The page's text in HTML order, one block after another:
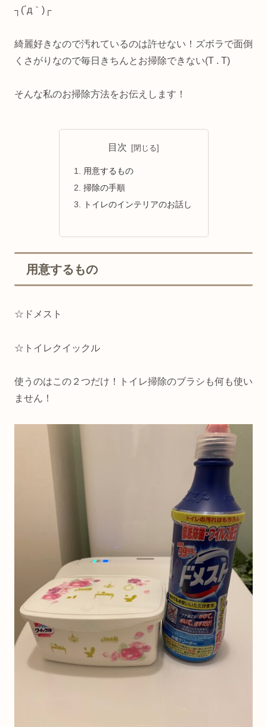
┐(´д｀)┌
綺麗好きなので汚れているのは許せない！ズボラで面倒
くさがりなので毎日きちんとお掃除できない(T . T)
そんな私のお掃除方法をお伝えします！
目次
用意するもの
掃除の手順
トイレのインテリアのお話し
用意するもの
☆ドメスト
☆トイレクイックル
使うのはこの２つだけ！トイレ掃除のブラシも何も使い
ません！